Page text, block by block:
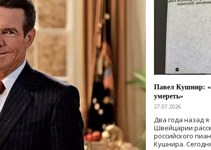
Павел Кушнир:
умереть»
27.07.2026
Два года назад
Швейцарии
российского
Кушнира.